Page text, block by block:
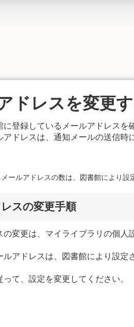
ドレスを変更
に登録しているメールアドレスを
ドレスは、通知メールの送信時
ールアドレスの数は、図書館により設
スの変更手順
の変更は、マイライブラリの個
アドレスは、図書館により設定
て、設定を変更してください。